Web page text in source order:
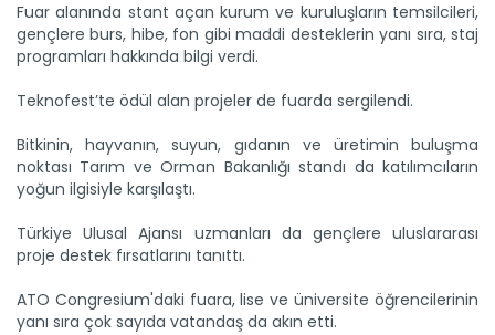
Fuar alanında stant açan kurum ve kuruluşların temsilcileri,
gençlere burs, hibe, fon gibi maddi desteklerin yanı sıra, staj
programları hakkında bilgi verdi.
Teknofest’te ödül alan projeler de fuarda sergilendi.
Bitkinin, hayvanın, suyun, gıdanın ve üretimin buluşma
noktası Tarım ve Orman Bakanlığı standı da katılımcıların
yoğun ilgisiyle karşılaştı.
Türkiye Ulusal Ajansı uzmanları da gençlere uluslararası
proje destek fırsatlarını tanıttı.
ATO Congresium'daki fuara, lise ve üniversite öğrencilerinin
yanı sıra çok sayıda vatandaş da akın etti.
Devamını Oku ->
Buzağı sağlığını koruyan...
Tarım ve Orman Bakanlığı hayvancılıkta eğitim
seferberliğini...